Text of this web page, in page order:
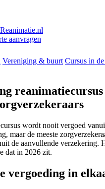
aanvragen
Vereniging & buurt Cursus in
wordt nooit vergoed
maar de meeste
de aanvullende verzekering.
dat in 2026 zit.
vergoeding in